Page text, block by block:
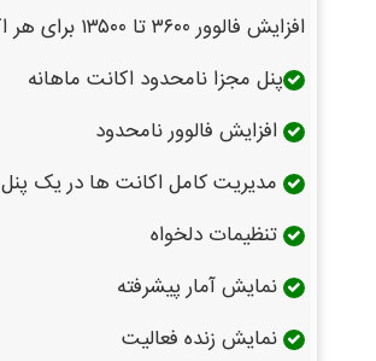
افزایش فالوور ۳۶۰۰ تا ۱۳۵۰۰ برای هر اکانت
پنل مجزا نامحدود اکانت ماهانه
افزایش فالوور نامحدود
مدیریت کامل اکانت ها در یک پنل
تنظیمات دلخواه
نمایش آمار پیشرفته
نمایش زنده فعالیت